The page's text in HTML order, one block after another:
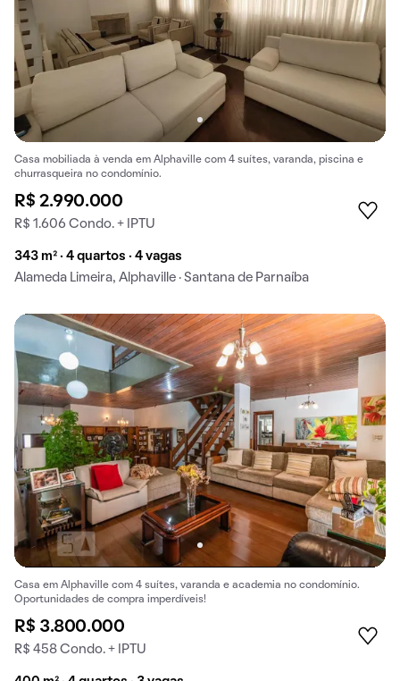
Casa mobiliada à venda em Alphaville com 4 suítes, varanda, piscina e
churrasqueira no condomínio.
R$ 2.990.000
R$ 1.606 Condo. + IPTU
343 m² · 4 quartos · 4 vagas
Alameda Limeira, Alphaville · Santana de Parnaíba
Casa em Alphaville com 4 suítes, varanda e academia no condomínio.
Oportunidades de compra imperdíveis!
R$ 3.800.000
R$ 458 Condo. + IPTU